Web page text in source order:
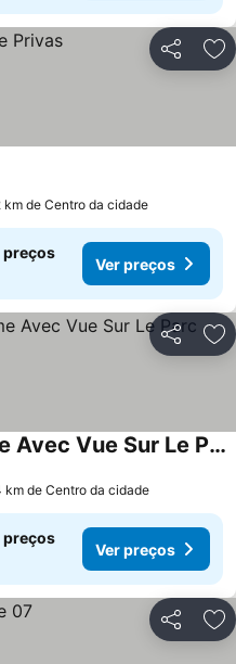
Partilhar
km de Centro da cidade
preços
Ver preços
Partilhar
Petit Nid Douillet , Calme Avec Vue Sur Le Parc
km de Centro da cidade
preços
Ver preços
Partilhar